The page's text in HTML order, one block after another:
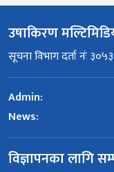
उषाकिरण
सूचना विभाग दर्ता नंः
Admin:
News:
विज्ञापनका लागि